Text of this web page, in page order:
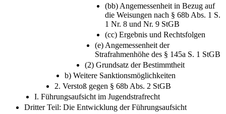
(bb) Angemessenheit in Bezug auf
die Weisungen nach § 68b Abs. 1 S.
1 Nr. 8 und Nr. 9 StGB
(cc) Ergebnis und Rechtsfolgen
(e) Angemessenheit der
Strafrahmenhöhe des § 145a S. 1 StGB
(2) Grundsatz der Bestimmtheit
b) Weitere Sanktionsmöglichkeiten
2. Verstoß gegen § 68b Abs. 2 StGB
I. Führungsaufsicht im Jugendstrafrecht
Dritter Teil: Die Entwicklung der Führungsaufsicht